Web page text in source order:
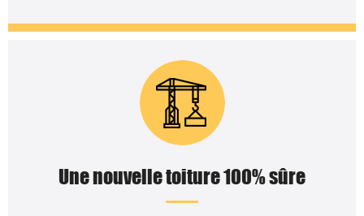
Une nouvelle toiture 100% sûre